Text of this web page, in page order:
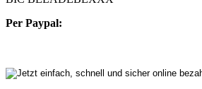
Per Paypal: